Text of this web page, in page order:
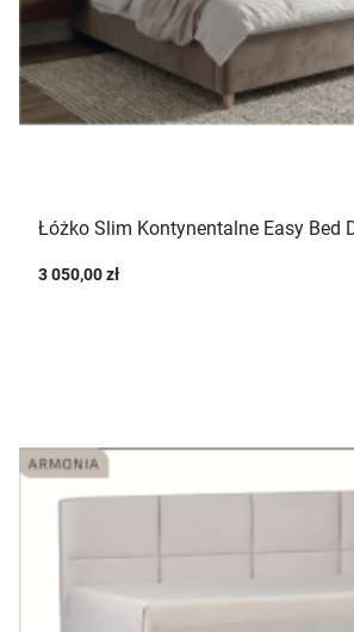
Łóżko Slim Kontynentalne Easy Bed
3 050,00 zł